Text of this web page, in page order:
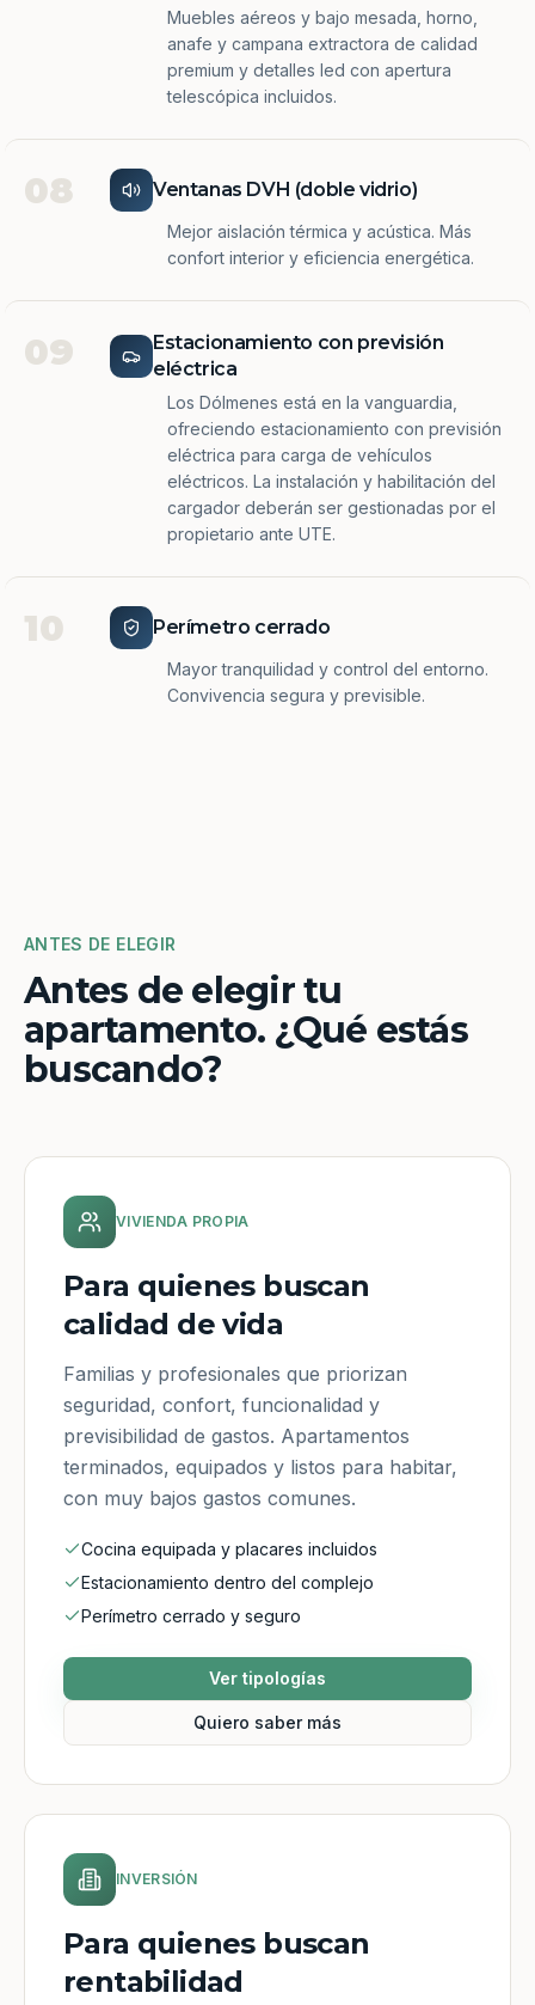
Muebles aéreos y bajo mesada, horno,
anafe y campana extractora de calidad
premium y detalles led con apertura
telescópica incluidos.
08 Ventanas DVH (doble vidrio)
Mejor aislación térmica y acústica. Más
confort interior y eficiencia energética.
09
Estacionamiento con previsión
eléctrica
Los Dólmenes está en la vanguardia,
ofreciendo estacionamiento con previsión
eléctrica para carga de vehículos
eléctricos. La instalación y habilitación del
cargador deberán ser gestionadas por el
propietario ante UTE.
10 Perímetro cerrado
Mayor tranquilidad y control del entorno.
Convivencia segura y previsible.
ANTES DE ELEGIR
Antes de elegir tu
apartamento. ¿Qué estás
buscando?
VIVIENDA PROPIA
Para quienes buscan
calidad de vida
Familias y profesionales que priorizan
seguridad, confort, funcionalidad y
previsibilidad de gastos. Apartamentos
terminados, equipados y listos para habitar,
con muy bajos gastos comunes.
Cocina equipada y placares incluidos
Estacionamiento dentro del complejo
Perímetro cerrado y seguro
Ver tipologías
Quiero saber más
INVERSIÓN
Para quienes buscan
rentabilidad